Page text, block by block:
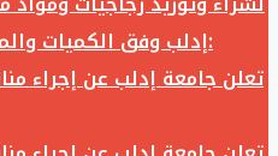
إدلب وفق الكميات والمواصفات المحددة أدناه:
تعلن جامعة إدلب عن إجراء